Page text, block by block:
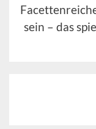
sein – das